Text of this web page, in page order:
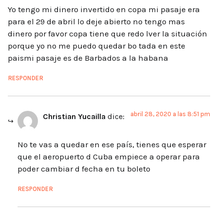
Yo tengo mi dinero invertido en copa mi pasaje era
para el 29 de abril lo deje abierto no tengo mas
dinero por favor copa tiene que redo lver la situación
porque yo no me puedo quedar bo tada en este
paismi pasaje es de Barbados a la habana
RESPONDER
Christian Yucailla dice: abril 28, 2020 a las 8:51 pm
No te vas a quedar en ese país, tienes que esperar
que el aeropuerto d Cuba empiece a operar para
poder cambiar d fecha en tu boleto
RESPONDER